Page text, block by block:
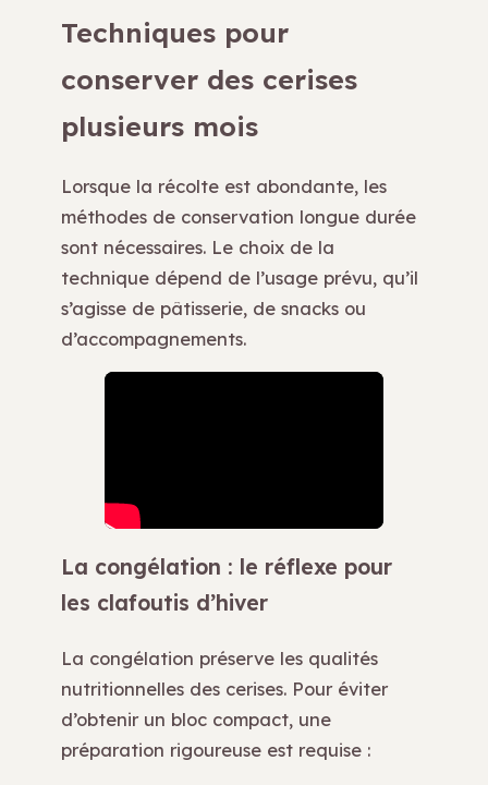
Techniques pour
conserver des cerises
plusieurs mois
Lorsque la récolte est abondante, les
méthodes de conservation longue durée
sont nécessaires. Le choix de la
technique dépend de l’usage prévu, qu’il
s’agisse de pâtisserie, de snacks ou
d’accompagnements.
La congélation : le réflexe pour
les clafoutis d’hiver
La congélation préserve les qualités
nutritionnelles des cerises. Pour éviter
d’obtenir un bloc compact, une
préparation rigoureuse est requise :